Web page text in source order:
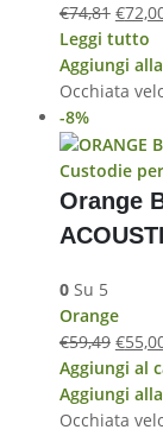
€74,81 €
Leggi tutto
Aggiungi
Occhiata
-8%
Custodie
Orange
0Su 5
Orange
€59,49 €
Aggiungi al
Aggiungi
Occhiata